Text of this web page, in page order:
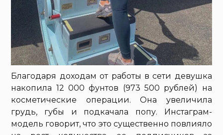
Благодаря доходам от работы в сети девушка
накопила 12 000 фунтов (973 500 рублей) на
косметические операции. Она увеличила
грудь, губы и подкачала попу. Инстаграм-
модель говорит, что это существенно повлияло